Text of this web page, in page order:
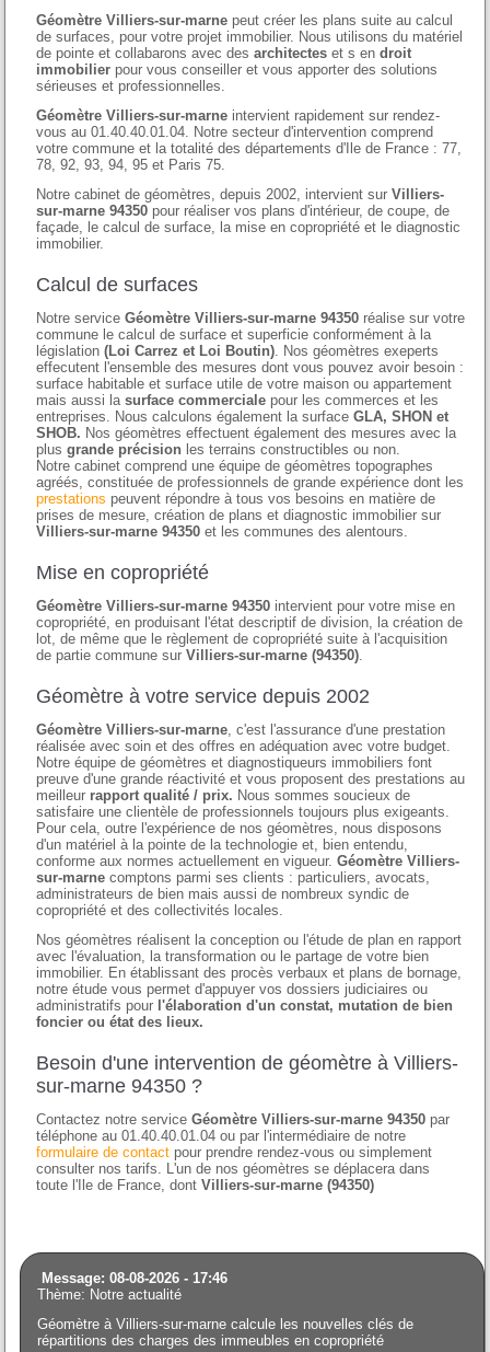
Géomètre Villiers-sur-marne peut créer les plans suite au calcul
de surfaces, pour votre projet immobilier. Nous utilisons du matériel
de pointe et collabarons avec desarchitectes et s endroit
immobilier pour vous conseiller et vous apporter des solutions
sérieuses et professionnelles.
Géomètre Villiers-sur-marne intervient rapidement sur rendez-
vous au 01.40.40.01.04. Notre secteur d'intervention comprend
votre commune et la totalité des départements d'Ile de France : 77,
78, 92, 93, 94, 95 et Paris 75.
Notre cabinet de géomètres, depuis 2002, intervient surVilliers-
sur-marne 94350 pour réaliser vos plans d'intérieur, de coupe, de
façade, le calcul de surface, la mise en copropriété et le diagnostic
immobilier.
Calcul de surfaces
Notre serviceGéomètre Villiers-sur-marne 94350 réalise sur votre
commune le calcul de surface et superficie conformément à la
législation(Loi Carrez et Loi Boutin) . Nos géomètres exeperts
effecutent l'ensemble des mesures dont vous pouvez avoir besoin :
surface habitable et surface utile de votre maison ou appartement
mais aussi lasurface commerciale pour les commerces et les
entreprises. Nous calculons également la surfaceGLA, SHON et
SHOB. Nos géomètres effectuent également des mesures avec la
plusgrande précision les terrains constructibles ou non.
Notre cabinet comprend une équipe de géomètres topographes
agréés, constituée de professionnels de grande expérience dont les
prestations peuvent répondre à tous vos besoins en matière de
prises de mesure, création de plans et diagnostic immobilier sur
Villiers-sur-marne 94350 et les communes des alentours.
Mise en copropriété
Géomètre Villiers-sur-marne 94350 intervient pour votre mise en
copropriété, en produisant l'état descriptif de division, la création de
lot, de même que le règlement de copropriété suite à l'acquisition
de partie commune surVilliers-sur-marne (94350)
Géomètre à votre service depuis 2002
Géomètre Villiers-sur-marne , c'est l'assurance d'une prestation
réalisée avec soin et des offres en adéquation avec votre budget.
Notre équipe de géomètres et diagnostiqueurs immobiliers font
preuve d'une grande réactivité et vous proposent des prestations au
meilleur rapport qualité / prix. Nous sommes soucieux de
satisfaire une clientèle de professionnels toujours plus exigeants.
Pour cela, outre l'expérience de nos géomètres, nous disposons
d'un matériel à la pointe de la technologie et, bien entendu,
conforme aux normes actuellement en vigueur.Géomètre Villiers-
sur-marne comptons parmi ses clients : particuliers, avocats,
administrateurs de bien mais aussi de nombreux syndic de
copropriété et des collectivités locales.
Nos géomètres réalisent la conception ou l'étude de plan en rapport
avec l'évaluation, la transformation ou le partage de votre bien
immobilier. En établissant des procès verbaux et plans de bornage,
notre étude vous permet d'appuyer vos dossiers judiciaires ou
administratifs pour l'élaboration d'un constat, mutation de bien
foncier ou état des lieux.
Besoin d'une intervention de géomètre à Villiers-
sur-marne 94350 ?
Contactez notre serviceGéomètre Villiers-sur-marne 94350 par
téléphone au 01.40.40.01.04 ou par l'intermédiaire de notre
formulaire de contact pour prendre rendez-vous ou simplement
consulter nos tarifs. L'un de nos géomètres se déplacera dans
toute l'Ile de France, dontVilliers-sur-marne (94350)
Message: 08-08-2026 - 17:46
Thème: Notre actualité
Géomètre à Villiers-sur-marne calcule les nouvelles clés de
répartitions des charges des immeubles en copropriété